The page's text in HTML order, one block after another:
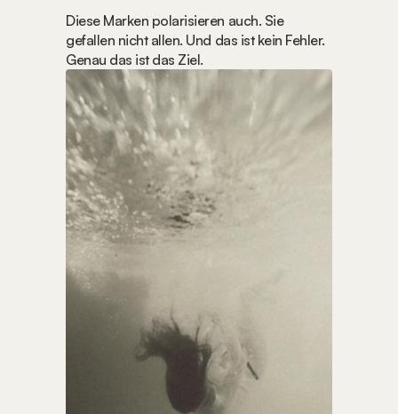
Diese Marken polarisieren auch. Sie
gefallen nicht allen. Und das ist kein Fehler.
Genau das ist das Ziel.